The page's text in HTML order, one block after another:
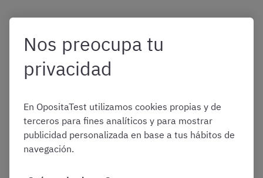
Nos preocupa tu
privacidad
En OpositaTest utilizamos cookies propias y de
terceros para fines analíticos y para mostrar
publicidad personalizada en base a tus hábitos de
navegación.